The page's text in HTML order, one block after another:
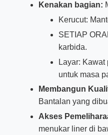
Kenakan bagian:
Kerucut:
SETIAP
karbida.
Layar:
untuk masa
Membangun
Bantalan yang
Akses
menukar liner di